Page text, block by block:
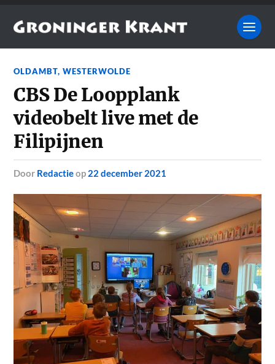
OLDAMBT,WESTERWOLDE
CBS De Loopplank
videobelt live met de
Filipijnen
door Redactieop 22 december 2021